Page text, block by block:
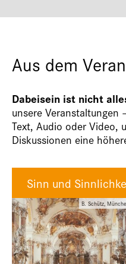
Aus dem
Dabeisein ist nicht
unsere Veranstaltungen
Text, Audio oder Video,
Diskussionen eine
B. Schütz,
Sinn und